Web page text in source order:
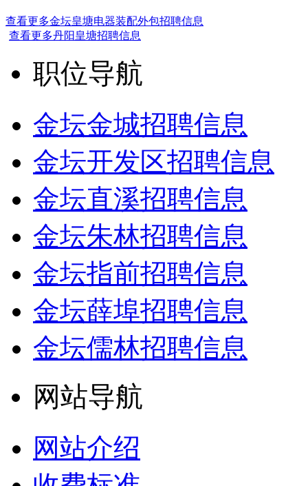
查看更多金坛皇塘电器装配外包招聘信息
查看更多丹阳皇塘招聘信息
职位导航
金坛金城招聘信息
金坛开发区招聘信息
金坛直溪招聘信息
金坛朱林招聘信息
金坛指前招聘信息
金坛薛埠招聘信息
金坛儒林招聘信息
网站导航
网站介绍